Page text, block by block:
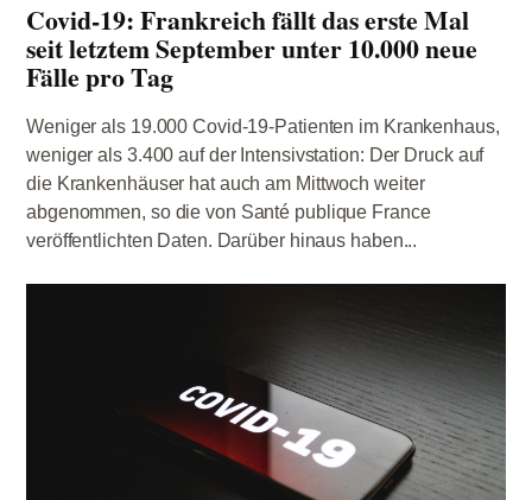
Covid-19: Frankreich fällt das erste Mal
seit letztem September unter 10.000 neue
Fälle pro Tag
Weniger als 19.000 Covid-19-Patienten im Krankenhaus,
weniger als 3.400 auf der Intensivstation: Der Druck auf
die Krankenhäuser hat auch am Mittwoch weiter
abgenommen, so die von Santé publique France
veröffentlichten Daten. Darüber hinaus haben...